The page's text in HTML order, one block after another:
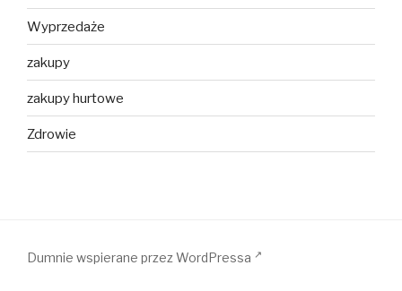
Wyprzedaże
zakupy
zakupy hurtowe
Zdrowie
Dumnie wspierane przez WordPressa